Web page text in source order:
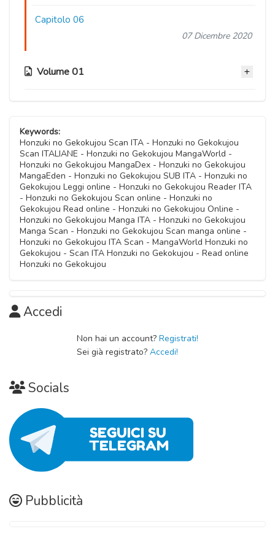
Capitolo 06
07 Dicembre 2020
Volume 01
Capitolo 05
10 Novembre 2020
Capitolo 04
10 Novembre 2020
Capitolo 03
Capitolo 01
Keywords:
Honzuki no Gekokujou Scan ITA - Honzuki no Gekokujou
Scan ITALIANE - Honzuki no Gekokujou MangaWorld -
Honzuki no Gekokujou MangaDex - Honzuki no Gekokujou
MangaEden - Honzuki no Gekokujou SUB ITA - Honzuki no
Gekokujou Leggi online - Honzuki no Gekokujou Reader ITA
- Honzuki no Gekokujou Scan online - Honzuki no
Gekokujou Read online - Honzuki no Gekokujou Online -
Honzuki no Gekokujou Manga ITA - Honzuki no Gekokujou
Manga Scan - Honzuki no Gekokujou Scan manga online -
Honzuki no Gekokujou ITA Scan - MangaWorld Honzuki no
Gekokujou - Scan ITA Honzuki no Gekokujou - Read online
Honzuki no Gekokujou
Accedi
Non hai un account? Registrati!
Sei già registrato? Accedi!
Socials
Pubblicità